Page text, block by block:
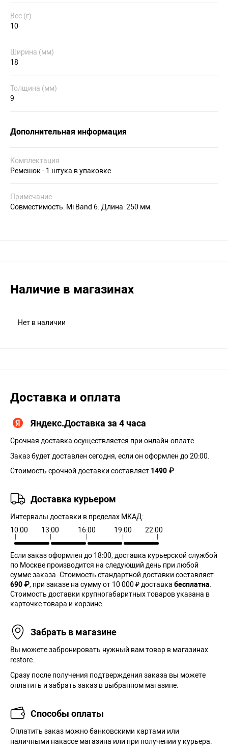
Вес (г)
10
Ширина (мм)
18
Толщина (мм)
9
Дополнительная информация
Комплектация
Ремешок - 1 штука в упаковке
Примечание
Совместимость: Mi Band 6. Длина: 250 мм.
Наличие в магазинах
Нет в наличии
Доставка и оплата
Яндекс.Доставка за 4 часа
Срочная доставка осуществляется при онлайн-оплате.
Заказ будет доставлен сегодня, если он оформлен до 20:00.
Стоимость срочной доставки составляет 1490 ₽
Доставка курьером
Интервалы доставки в пределах МКАД:
10:00
13:00 16:00 19:00 22:00
Если заказ оформлен до 18:00, доставка курьерской службой
по Москве производится на следующий день при любой
сумме заказа. Cтоимость стандартной доставки составляет
690 ₽, при заказе на сумму от 10 000 ₽ доставка бесплатна
Стоимость доставки крупногабаритных товаров указана в
карточке товара и корзине.
Забрать в магазине
Вы можете забронировать нужный вам товар в магазинах
restore:.
Сразу после получения подтверждения заказа вы можете
оплатить и забрать заказ в выбранном магазине.
Способы оплаты
Оплатить заказ можно банковскими картами или
наличными накассе магазина или при получении у курьера.